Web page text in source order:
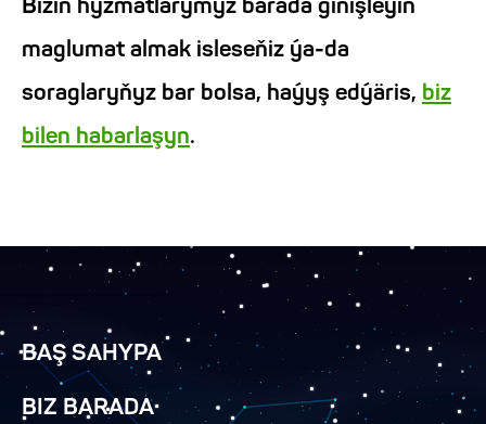
Biziň hyzmatlarymyz barada giňişleýin
maglumat almak isleseňiz ýa-da
soraglaryňyz bar bolsa, haýyş edýäris, biz
bilen habarlaşyn.
BAŞ SAHYPA
BIZ BARADA